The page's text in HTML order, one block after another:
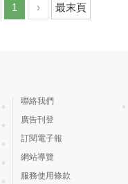
1 › 最末頁
聯絡我們
廣告刊登
訂閱電子報
網站導覽
服務使用條款